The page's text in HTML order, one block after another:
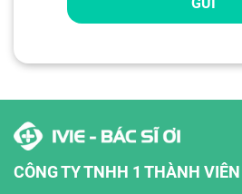
CÔNG TY TNHH 1 THÀNH